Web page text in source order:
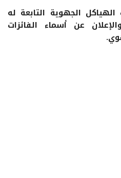
الجهوية التابعة له
عن أسماء الفائزات